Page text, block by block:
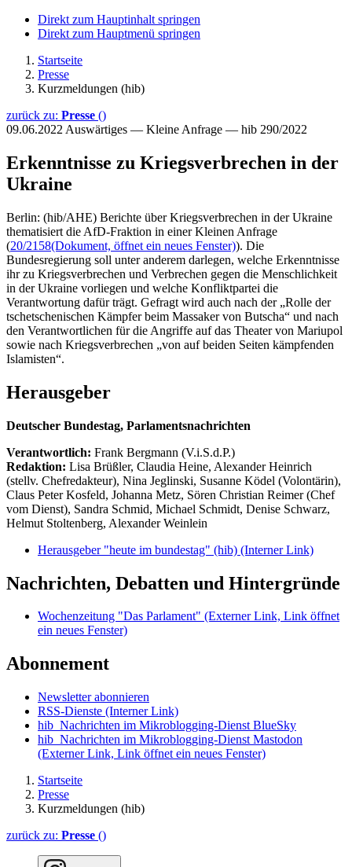
Direkt zum Hauptinhalt springen
Direkt zum Hauptmenü springen
Startseite
Presse
Kurzmeldungen (hib)
zurück zu: Presse ()
09.06.2022 Auswärtiges — Kleine Anfrage — hib 290/2022
Erkenntnisse zu Kriegsverbrechen in der
Ukraine
Berlin: (hib/AHE) Berichte über Kriegsverbrechen in der Ukraine
thematisiert die AfD-Fraktion in einer Kleinen Anfrage
(20/2158(Dokument, öffnet ein neues Fenster)). Die
Bundesregierung soll unter anderem darlegen, welche Erkenntnisse
ihr zu Kriegsverbrechen und Verbrechen gegen die Menschlichkeit
in der Ukraine vorliegen und welche Konfliktpartei die
Verantwortung dafür trägt. Gefragt wird auch nach der „Rolle der
tschetschenischen Kämpfer beim Massaker von Butscha“ und nach
den Verantwortlichen für die Angriffe auf das Theater von Mariupol
sowie nach Kriegsverbrechen „von auf beiden Seiten kämpfenden
Islamisten“.
Herausgeber
Deutscher Bundestag, Parlamentsnachrichten
Verantwortlich: Frank Bergmann (V.i.S.d.P.)
Redaktion: Lisa Brüßler, Claudia Heine, Alexander Heinrich
(stellv. Chefredakteur), Nina Jeglinski, Susanne Ködel (Volontärin),
Claus Peter Kosfeld, Johanna Metz, Sören Christian Reimer (Chef
vom Dienst), Sandra Schmid, Michael Schmidt, Denise Schwarz,
Helmut Stoltenberg, Alexander Weinlein
Herausgeber "heute im bundestag" (hib) (Interner Link)
Nachrichten, Debatten und Hintergründe
Wochenzeitung "Das Parlament" (Externer Link, Link öffnet
ein neues Fenster)
Abonnement
Newsletter abonnieren
RSS-Dienste (Interner Link)
hib_Nachrichten im Mikroblogging-Dienst BlueSky
hib_Nachrichten im Mikroblogging-Dienst Mastodon
(Externer Link, Link öffnet ein neues Fenster)
Startseite
Presse
Kurzmeldungen (hib)
zurück zu: Presse ()